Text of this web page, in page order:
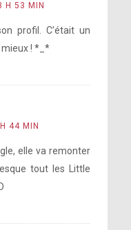
H 53 MIN
profil. C’était un
! *_*
44 MIN
elle va remonter
tout les Little